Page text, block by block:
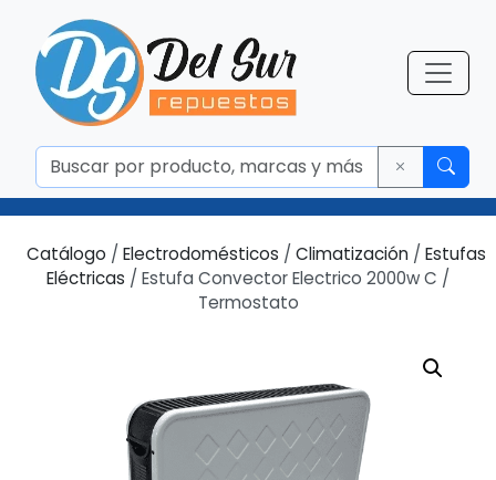
Catálogo / Electrodomésticos / Climatización / Estufas
Eléctricas / Estufa Convector Electrico 2000w C /
Termostato